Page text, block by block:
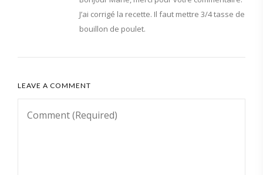
J’ai corrigé la recette. Il faut mettre 3/4 tasse de
bouillon de poulet.
LEAVE A COMMENT